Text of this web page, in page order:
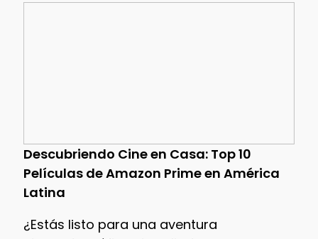
Descubriendo Cine en Casa: Top 10
Películas de Amazon Prime en América
Latina
¿Estás listo para una aventura